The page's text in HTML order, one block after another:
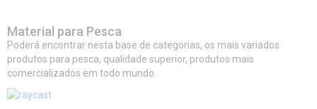
Material para Pesca
Poderá encontrar nesta base de categorias, os mais variados
produtos para pesca, qualidade superior, produtos mais
comercializados em todo mundo.